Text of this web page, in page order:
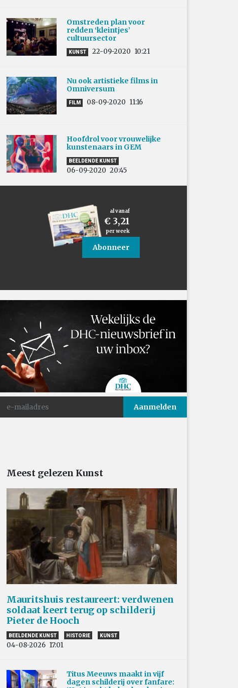
Omstreden plan voor
redden ‘kleintjes’
cultuursector
KUNST 22-09-2020 10:21
Nu ook artistieke films in
Omniversum
FILM 08-09-2020 11:16
Hoofdrol voor vrouwelijke
kunstenaars in GEM
BEELDENDE KUNST
06-09-2020 20:45
al vanaf
€ 3,21
per week
Abonneer
Meest gelezen Kunst
Mauritshuis restaureert: verdwenen
soldaat keert terug op schilderij
Pieter de Hooch
BEELDENDE KUNST HISTORIE KUNST
04-08-2026 17:01
Titus Meeuws maakt in vijf
dagen schilderij over fanfare: